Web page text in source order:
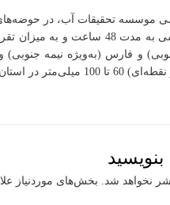
موسسه تحقیقات آب، در
نیمه جنوبی) پیش‌بینی می‌شود.
بنویسید
نخواهد شد. بخش‌های موردنیاز